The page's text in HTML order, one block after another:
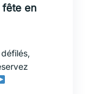
fête en